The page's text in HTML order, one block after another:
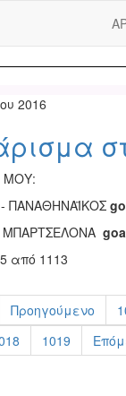
2016
ΜΟΥ:
ΠΑΝΑΘΗΝΑΪΚΟΣ
ΜΠΑΡΤΣΕΛΟΝΑ
από 1113
Προηγούμενο
1019